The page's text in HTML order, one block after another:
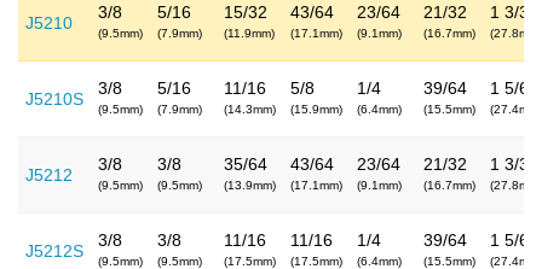
J5210
3/8
(9.5mm)
5/16
(7.9mm)
15/32
(11.9mm)
43/64
(17.1mm)
23/64
(9.1mm)
21/32
(16.7mm)
1 3/32
(27.8mm)
J5210S
3/8
(9.5mm)
5/16
(7.9mm)
11/16
(14.3mm)
5/8
(15.9mm)
1/4
(6.4mm)
39/64
(15.5mm)
1 5/64
(27.4mm)
J5212
3/8
(9.5mm)
3/8
(9.5mm)
35/64
(13.9mm)
43/64
(17.1mm)
23/64
(9.1mm)
21/32
(16.7mm)
1 3/32
(27.8mm)
J5212S
3/8
(9.5mm)
3/8
(9.5mm)
11/16
(17.5mm)
11/16
(17.5mm)
1/4
(6.4mm)
39/64
(15.5mm)
1 5/64
(27.4mm)